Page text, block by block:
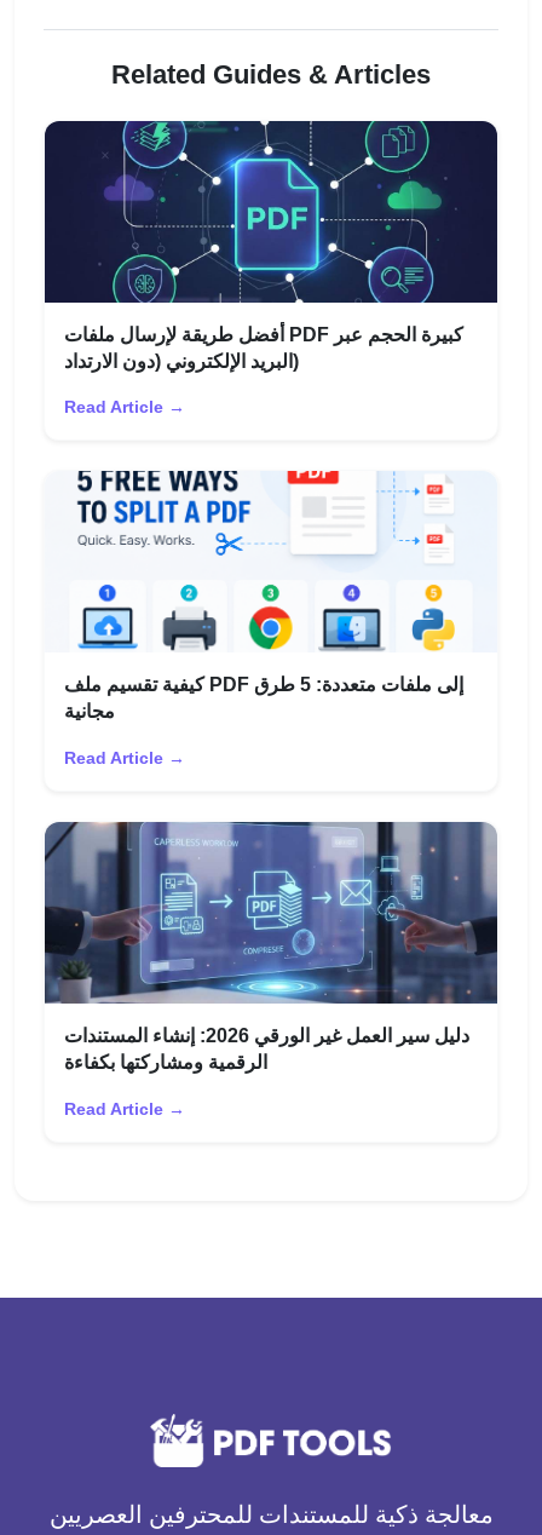
Related Guides & Articles
أفضل طريقة لإرسال ملفات PDF كبيرة الحجم عبر
البريد الإلكتروني (دون الارتداد)
Read Article →
كيفية تقسيم ملف PDF إلى ملفات متعددة: 5 طرق
مجانية
Read Article →
دليل سير العمل غير الورقي 2026: إنشاء المستندات
الرقمية ومشاركتها بكفاءة
Read Article →
معالجة ذكية للمستندات للمحترفين العصريين